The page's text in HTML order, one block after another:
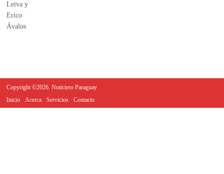
Copyright ©2026. Noticiero Paraguay
Inicio
Acerca Servicios Contacto